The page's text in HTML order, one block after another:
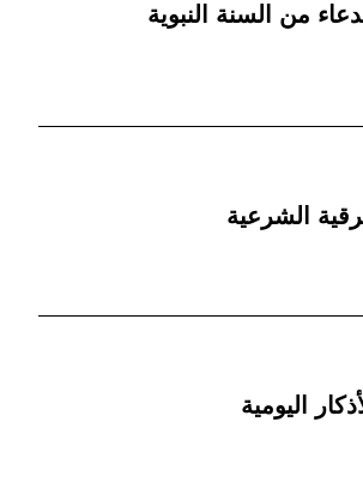
من السنة النبوية
الشرعية
اليومية